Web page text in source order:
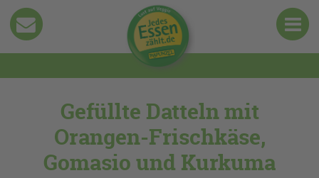
Gefüllte Datteln mit
Orangen-Frischkäse,
Gomasio und Kurkuma